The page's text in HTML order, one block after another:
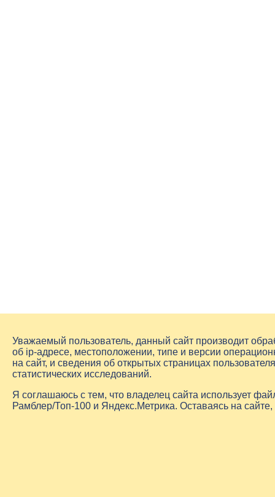
Уважаемый пользователь, данный сайт производит
об ip-адресе, местоположении, типе и версии
на сайт, и сведения об открытых страницах
статистических исследований.
Я соглашаюсь с тем, что владелец сайта использует
Рамблер/Топ-100 и Яндекс.Метрика. Оставаясь на